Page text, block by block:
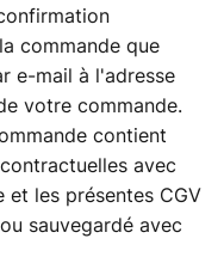
commande que
e-mail à l'adresse
votre commande.
contient
avec
et les présentes CGV
sauvegardé avec